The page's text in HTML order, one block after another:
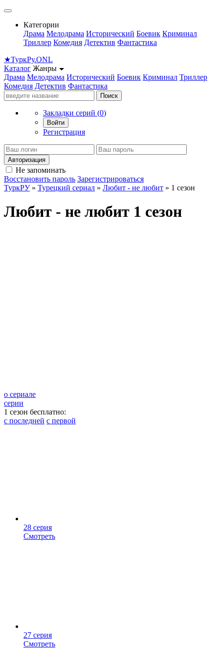
Категории
Драма Мелодрама Исторический Боевик Криминал
Триллер Комедия Детектив Фантастика
★ТуркРу.ONL
Каталог Жанры
Драма Мелодрама Исторический Боевик Криминал Триллер
Комедия Детектив Фантастика
Поиск
Закладки серий (0)
Войти
Регистрация
Авторизация
Не запоминать
Восстановить пароль Зарегистрироваться
ТуркРУ» Турецкий сериал » Любит - не любит » 1 сезон
Любит - не любит 1 сезон
о сериале
серии
1 сезон бесплатно:
с последней с первой
28 серия
Смотреть
27 серия
Смотреть